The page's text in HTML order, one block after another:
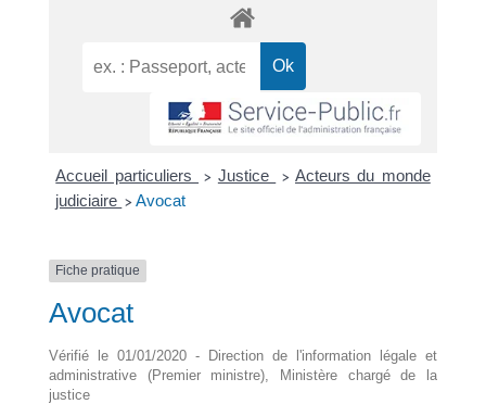
Accueil particuliers > Justice > Acteurs du monde
judiciaire > Avocat
Fiche pratique
Avocat
Vérifié le 01/01/2020 - Direction de l'information légale et
administrative (Premier ministre), Ministère chargé de la
justice